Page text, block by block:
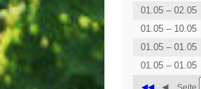
◀◀ ◀
01.05 – 02.05
01.05 – 10.05
01.05 – 01.05
01.05 – 01.05